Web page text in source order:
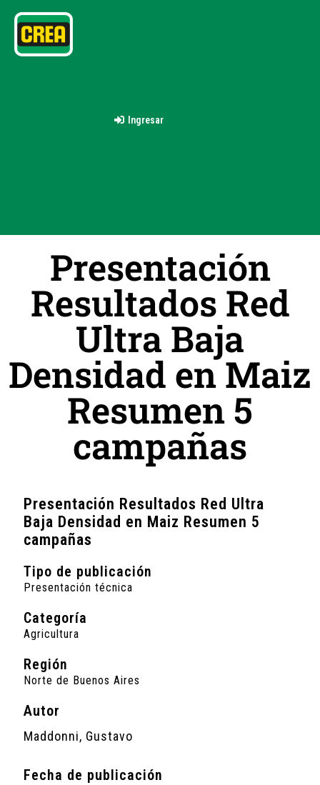
Ingresar
Presentación
Resultados Red
Ultra Baja
Densidad en Maiz
Resumen 5
campañas
Presentación Resultados Red Ultra
Baja Densidad en Maiz Resumen 5
campañas
Tipo de publicación
Presentación técnica
Categoría
Agricultura
Región
Norte de Buenos Aires
Autor
Maddonni, Gustavo
Fecha de publicación